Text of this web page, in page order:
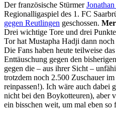
Der französische StürmerJonathan
Regionalligaspiel des 1. FC
gegen Reutlingen geschossen.
Drei wichtige Tore und drei
Tor hat Mustapha Hadji dann
Die Fans haben heute teilweise
Enttäuschung gegen den
gegen die – aus ihrer Sicht –
trotzdem noch 2.500 Zuschauer
reinpassen!). Ich wäre auch dabei
nicht bei den Boykotteuren), aber
ein bisschen weit, um mal eben